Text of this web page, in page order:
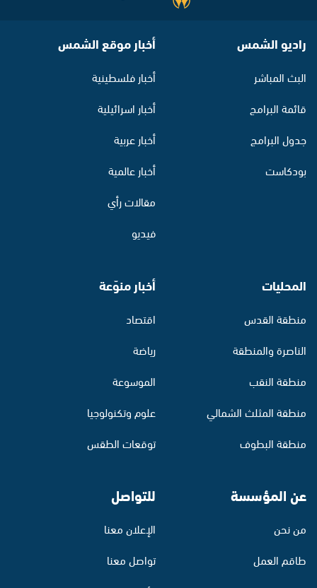
راديو الشمس
البث المباشر
قائمة البرامج
جدول البرامج
بودكاست
أخبار موقع الشمس
أخبار فلسطينية
أخبار اسرائيلية
أخبار عربية
أخبار عالمية
مقالات رأي
فيديو
المحليات
منطقة القدس
الناصرة والمنطقة
منطقة النقب
منطقة المثلث الشمالي
منطقة البطوف
أخبار منوّعة
اقتصاد
رياضة
الموسوعة
علوم وتكنولوجيا
توقعات الطقس
عن المؤسسة
من نحن
طاقم العمل
للتواصل
الإعلان معنا
تواصل معنا